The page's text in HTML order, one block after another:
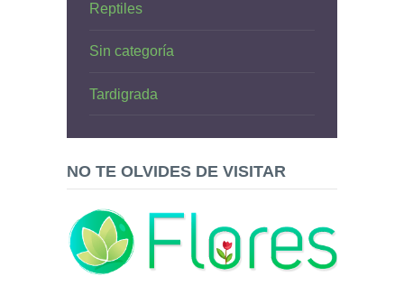
Reptiles
Sin categoría
Tardigrada
NO TE OLVIDES DE VISITAR